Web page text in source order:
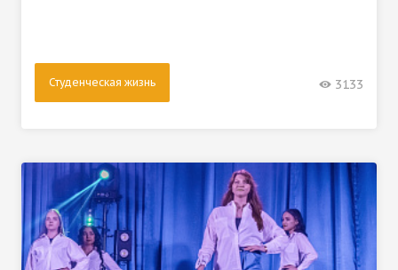
Студенческая жизнь 3133